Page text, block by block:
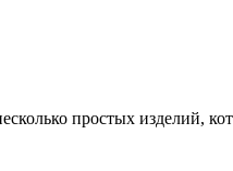
простых изделий,